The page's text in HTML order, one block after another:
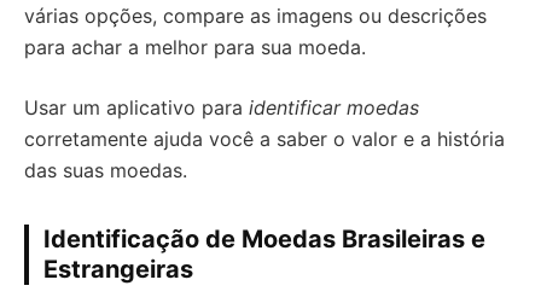
várias opções, compare as imagens ou descrições
para achar a melhor para sua moeda.
Usar um aplicativo para identificar moedas
corretamente ajuda você a saber o valor e a história
das suas moedas.
Identificação de Moedas Brasileiras e
Estrangeiras